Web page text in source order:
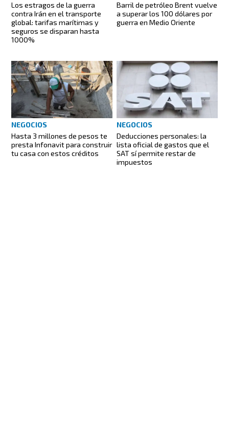
Los estragos de la guerra
contra Irán en el transporte
global: tarifas marítimas y
seguros se disparan hasta
1000%
Barril de petróleo Brent vuelve
a superar los 100 dólares por
guerra en Medio Oriente
NEGOCIOS
Hasta 3 millones de pesos te
presta Infonavit para construir
tu casa con estos créditos
NEGOCIOS
Deducciones personales: la
lista oficial de gastos que el
SAT sí permite restar de
impuestos